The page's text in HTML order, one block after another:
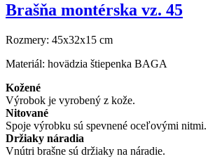
Brašňa montérska vz. 45
Rozmery: 45x32x15 cm
Materiál: hovädzia štiepenka BAGA
Kožené
Výrobok je vyrobený z kože.
Nitované
Spoje výrobku sú spevnené oceľovými nitmi.
Držiaky náradia
Vnútri brašne sú držiaky na náradie.